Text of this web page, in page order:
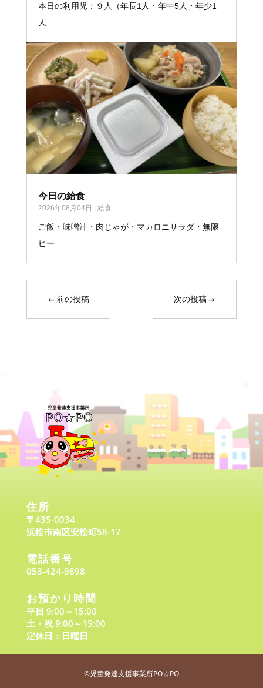
本日の利用児：９人（年長1人・年中5人・年少1
人...
今日の給食
2026年08月04日 | 給食
ご飯・味噌汁・肉じゃが・マカロニサラダ・無限
ピー...
←前の投稿 次の投稿→
住所
〒435-0034
浜松市南区安松町58-17
電話番号
053-424-9898
お預かり時間
平日 9:00～15:00
土・祝 9:00～15:00
定休日：日曜日
©児童発達支援事業所PO☆PO